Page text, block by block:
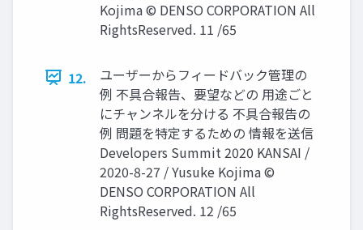
Kojima © DENSO CORPORATION All
RightsReserved. 11 /65
12.
ユーザーからフィードバック管理の
例 不具合報告、要望などの 用途ごと
にチャンネルを分ける 不具合報告の
例 問題を特定するための 情報を送信
Developers Summit 2020 KANSAI /
2020-8-27 / Yusuke Kojima ©
DENSO CORPORATION All
RightsReserved. 12 /65